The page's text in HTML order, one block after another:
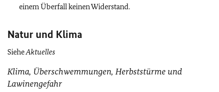
einem Überfall keinen Widerstand.
Natur und Klima
SieheAktuelles
Klima, Überschwemmungen, Herbststürme und
Lawinengefahr